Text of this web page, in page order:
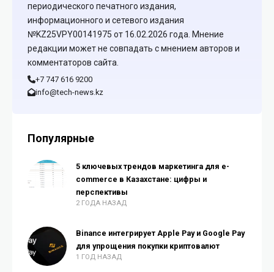
периодического печатного издания,
информационного и сетевого издания
№KZ25VPY00141975 от 16.02.2026 года. Мнение
редакции может не совпадать с мнением авторов и
комментаторов сайта.
+7 747 616 9200
info@tech-news.kz
Популярные
5 ключевых трендов маркетинга для e-
commerce в Казахстане: цифры и
перспективы
2 ГОДА НАЗАД
Binance интегрирует Apple Pay и Google Pay
для упрощения покупки криптовалют
1 ГОД НАЗАД